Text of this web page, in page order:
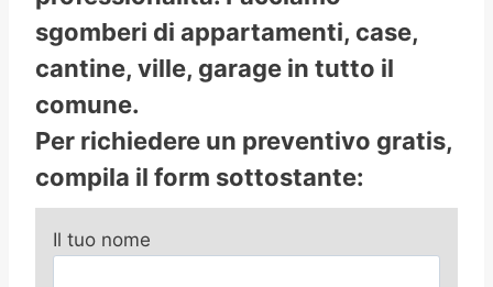
sgomberi di appartamenti, case,
cantine, ville, garage in tutto il
comune.
Per richiedere un preventivo gratis,
compila il form sottostante:
Il tuo nome